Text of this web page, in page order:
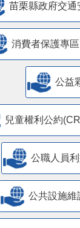
苗栗縣政府交通
消費者保護專區
公益
兒童權利公約
公職人員
公共設施維